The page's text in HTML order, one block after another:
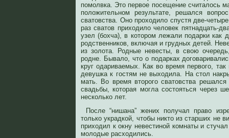
помолвка. Это первое посещение считалось
положительном результате, решался
сватовства. Оно проходило спустя две-
раз сватов приходило человек пятнадцать-
узел (бохча), в котором лежали подарки как
родственников, включая и грудных детей.
из золота. Родные невесты, в свою
родне. Бывало, что о подарках
круг одариваемых. Как во время первого, так
девушка к гостям не выходила. На стол
мать. Во время второго сватовства
свадьбы, которая могла состояться через
несколько лет.
После “нишана” жених получал право
только украдкой, чтобы никто из старших не
приходил к окну невестиной комнаты и
молодые расходились.